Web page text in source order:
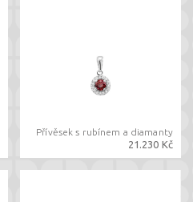
Přívěsek s rubínem a diamanty
21.230 Kč